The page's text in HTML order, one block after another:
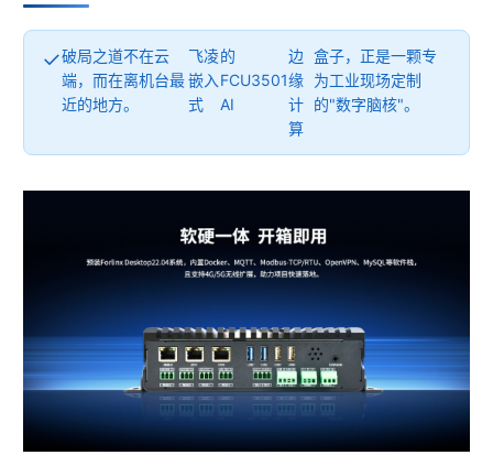
破局之道不在云
端，而在离机台最
近的地方。
飞凌
嵌入
式
的
FCU3501
AI
边
缘
计
算
盒子，正是一颗专
为工业现场定制
的"数字脑核"。